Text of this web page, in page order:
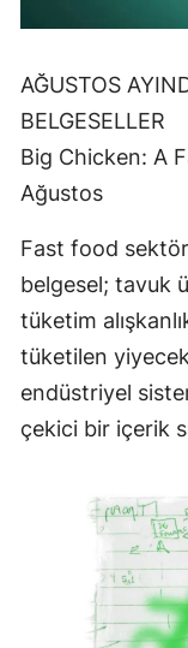
AĞUSTOS
BELGESELLER
Big Chicken: A
Ağustos
Fast food
belgesel; tavuk
tüketim
tüketilen
endüstriyel
çekici bir içerik